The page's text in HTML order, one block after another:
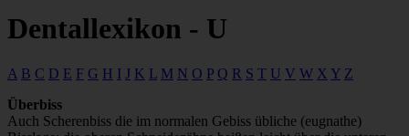
Dentallexikon - U
A B C D E F G H I J K L M N O P Q R S T U V W X Y Z
Überbiss
Auch Scherenbiss die im normalen Gebiss übliche (eugnathe)